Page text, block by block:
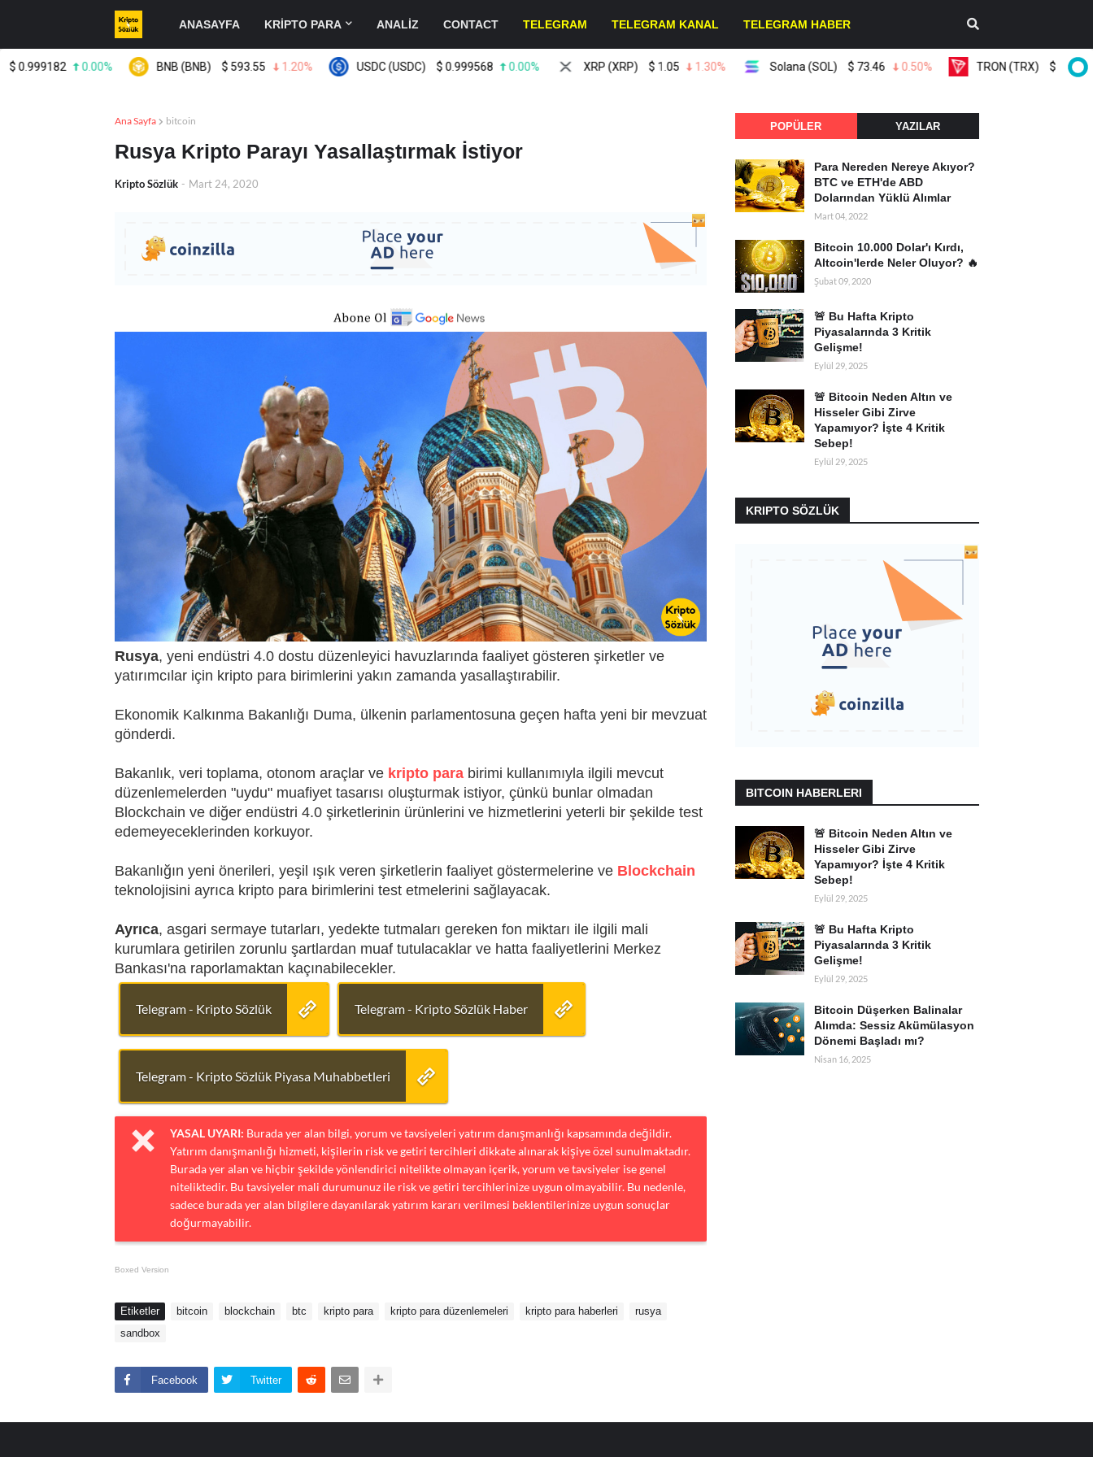
ANASAYFA KRİPTO PARA ANALİZ CONTACT TELEGRAM TELEGRAM KANAL TELEGRAM HABER
0.00% BNB (BNB) $593.55 1.20% USDC (USDC) $0.999568 0.00% XRP (XRP) $1.05 1.30% Solana (SOL) $73.46 0.50% TRON (TRX) $0.327474
Ana Sayfa bitcoin
Rusya Kripto Parayı Yasallaştırmak İstiyor
Kripto Sözlük - Mart 24, 2020
Rusya, yeni endüstri 4.0 dostu düzenleyici havuzlarında faaliyet gösteren şirketler ve
yatırımcılar için kripto para birimlerini yakın zamanda yasallaştırabilir.
Ekonomik Kalkınma Bakanlığı Duma, ülkenin parlamentosuna geçen hafta yeni bir mevzuat
gönderdi.
Bakanlık, veri toplama, otonom araçlar ve kripto parabirimi kullanımıyla ilgili mevcut
düzenlemelerden "uydu" muafiyet tasarısı oluşturmak istiyor, çünkü bunlar olmadan
Blockchain ve diğer endüstri 4.0 şirketlerinin ürünlerini ve hizmetlerini yeterli bir şekilde test
edemeyeceklerinden korkuyor.
Bakanlığın yeni önerileri, yeşil ışık veren şirketlerin faaliyet göstermelerine ve Blockchain
teknolojisini ayrıca kripto para birimlerini test etmelerini sağlayacak.
Ayrıca, asgari sermaye tutarları, yedekte tutmaları gereken fon miktarı ile ilgili mali
kurumlara getirilen zorunlu şartlardan muaf tutulacaklar ve hatta faaliyetlerini Merkez
Bankası'na raporlamaktan kaçınabilecekler.
Telegram - Kripto Sözlük Telegram - Kripto Sözlük Haber
Telegram - Kripto Sözlük Piyasa Muhabbetleri
YASAL UYARI: Burada yer alan bilgi, yorum ve tavsiyeleri yatırım danışmanlığı kapsamında değildir.
Yatırım danışmanlığı hizmeti, kişilerin risk ve getiri tercihleri dikkate alınarak kişiye özel sunulmaktadır.
Burada yer alan ve hiçbir şekilde yönlendirici nitelikte olmayan içerik, yorum ve tavsiyeler ise genel
niteliktedir. Bu tavsiyeler mali durumunuz ile risk ve getiri tercihlerinize uygun olmayabilir. Bu nedenle,
sadece burada yer alan bilgilere dayanılarak yatırım kararı verilmesi beklentilerinize uygun sonuçlar
doğurmayabilir.
Boxed Version
Etiketler bitcoin blockchain btc kripto para kripto para düzenlemeleri kripto para haberleri
rusya
sandbox
Facebook Twitter
POPÜLER YAZILAR
Para Nereden Nereye Akıyor?
BTC ve ETH'de ABD
Dolarından Yüklü Alımlar
Mart 04, 2022
Bitcoin 10.000 Dolar'ı Kırdı,
Altcoin'lerde Neler Oluyor? 🔥
Şubat 09, 2020
🚨 Bu Hafta Kripto
Piyasalarında 3 Kritik
Gelişme!
Eylül 29, 2025
🚨 Bitcoin Neden Altın ve
Hisseler Gibi Zirve
Yapamıyor? İşte 4 Kritik
Sebep!
Eylül 29, 2025
KRIPTO SÖZLÜK
BITCOIN HABERLERI
🚨 Bitcoin Neden Altın ve
Hisseler Gibi Zirve
Yapamıyor? İşte 4 Kritik
Sebep!
Eylül 29, 2025
🚨 Bu Hafta Kripto
Piyasalarında 3 Kritik
Gelişme!
Eylül 29, 2025
Bitcoin Düşerken Balinalar
Alımda: Sessiz Akümülasyon
Dönemi Başladı mı?
Nisan 16, 2025